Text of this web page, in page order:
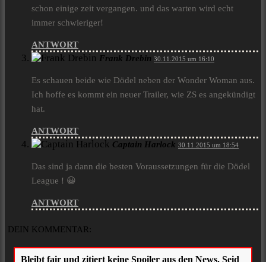
schon einige zeit vergangen. und das warten wird echt
immer schwieriger!
ANTWORT
Frank Drebin 30.11.2015 um 16:10
Es schauen beide wie Dödel neben der Wonder Woman aus.
Ich hoffe es kommt ein neuer Trailer, wie ZS es angekündigt
hat.
ANTWORT
Captain Harlock 30.11.2015 um 18:54
Das sind ja dann die besten Voraussetzungen für die Dödel
League ! 😀
ANTWORT
DEIN KOMMENTAR: